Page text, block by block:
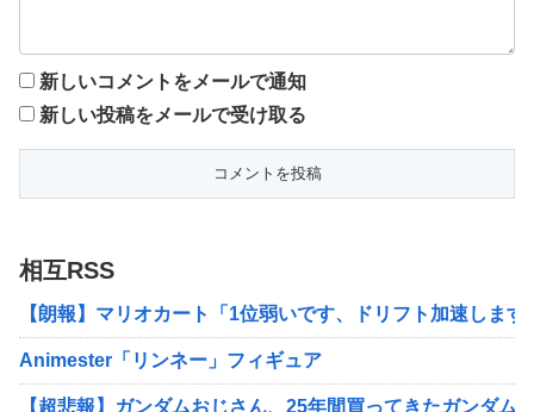
新しいコメントをメールで通知
新しい投稿をメールで受け取る
相互RSS
【朗報】マリオカート「1位弱いです、ドリフト加速しま
Animester「リンネー」フィギュア
【超悲報】ガンダムおじさん、25年間買ってきたガンダム